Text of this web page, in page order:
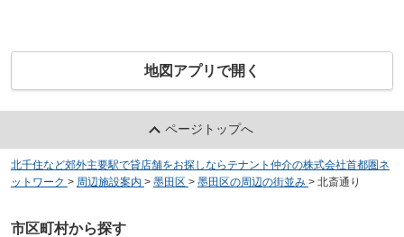
地図アプリで開く
ページトップへ
北千住など郊外主要駅で貸店舗をお探しならテナント仲介の株式会社首都圏ネ
ットワーク > 周辺施設案内 > 墨田区 > 墨田区の周辺の街並み > 北斎通り
市区町村から探す